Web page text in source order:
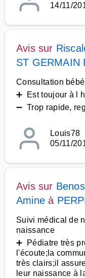
14/11/
Avis sur
ST GERMAIN
Consultation
➕ Est toujour à l
➖ Trop rapide,
Louis78
05/11/
Avis sur
Amine à
Suivi médical de
naissance
➕ Pédiatre très
l'écoute;la
très clairs;il
leur naissance à